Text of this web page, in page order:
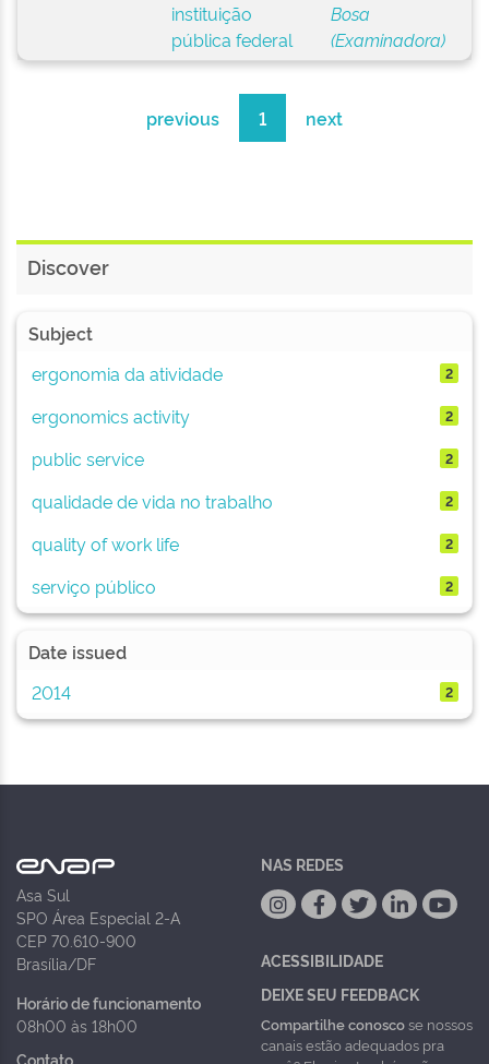
instituição
pública federal
Bosa
(Examinadora)
previous 1 next
Discover
Subject
ergonomia da atividade
2
ergonomics activity 2
public service 2
qualidade de vida no trabalho 2
quality of work life 2
serviço público 2
Date issued
2014
2
Asa Sul
SPO Área Especial 2-A
CEP 70.610-900
Brasília/DF
Horário de funcionamento
08h00 às 18h00
Contato
NAS REDES
ACESSIBILIDADE
DEIXE SEU FEEDBACK
Compartilhe conoscose nossos
canais estão adequados pra